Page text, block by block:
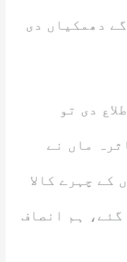
دھمکیاں دی
دی تو
ماں نے
کے چہرے کالا
گئے، ہم انصاف